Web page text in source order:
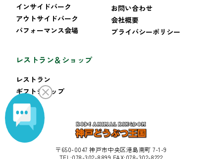
インサイドパーク
アウトサイドパーク
パフォーマンス会場
レストラン＆ショップ
レストラン
ギフトショップ
お問い合わせ
会社概要
プライバシーポリシー
〒650-0047 神戸市中央区港島南町 7-1-9
TEL:078-302-8899 FAX:078-302-8222